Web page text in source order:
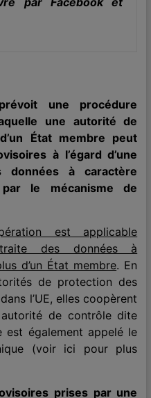
une procédure
une autorité de
État membre peut
à l’égard d’une
données à caractère
le mécanisme de
est applicable
traite des données à
d’un État membre. En
de protection des
l’UE, elles coopèrent
de contrôle dite
est également appelé le
(voir ici pour plus
prises par une